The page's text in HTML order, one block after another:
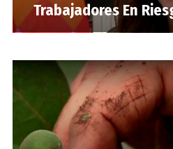
Trabajadores En